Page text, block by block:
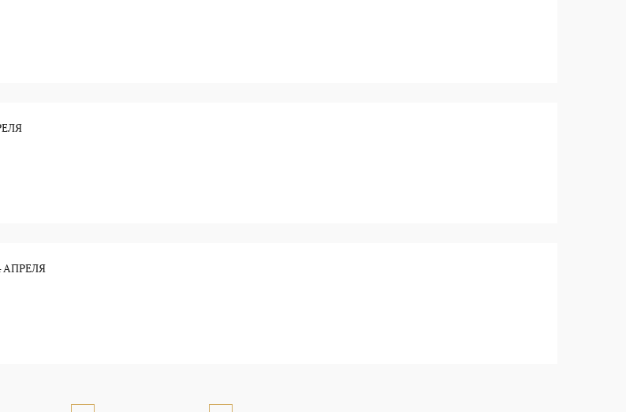
АПРЕЛЯ